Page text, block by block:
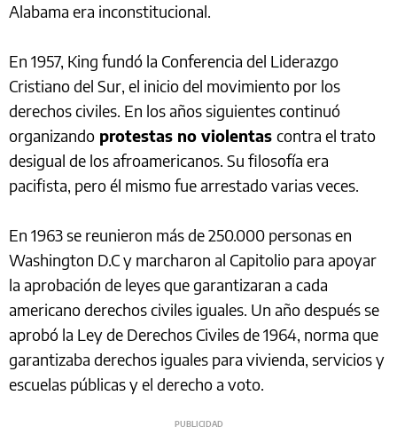
Alabama era inconstitucional.
En 1957, King fundó la Conferencia del Liderazgo
Cristiano del Sur, el inicio del movimiento por los
derechos civiles. En los años siguientes continuó
organizando protestas no violentas contra el trato
desigual de los afroamericanos. Su filosofía era
pacifista, pero él mismo fue arrestado varias veces.
En 1963 se reunieron más de 250.000 personas en
Washington D.C y marcharon al Capitolio para apoyar
la aprobación de leyes que garantizaran a cada
americano derechos civiles iguales. Un año después se
aprobó la Ley de Derechos Civiles de 1964, norma que
garantizaba derechos iguales para vivienda, servicios y
escuelas públicas y el derecho a voto.